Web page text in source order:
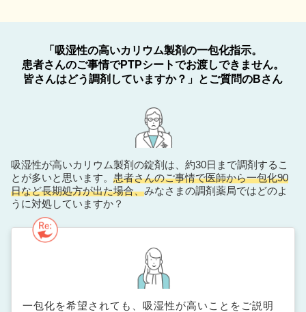
「吸湿性の高いカリウム製剤の一包化指示。
患者さんのご事情でPTPシートでお渡しできません。
皆さんはどう調剤していますか？」とご質問のBさん
吸湿性が高いカリウム製剤の錠剤は、約30日まで調剤するこ
とが多いと思います。 患者さんのご事情で医師から一包化90
日など長期処方が出た場合、みなさまの調剤薬局ではどのよ
うに対処していますか？
一包化を希望されても、吸湿性が高いことをご説明